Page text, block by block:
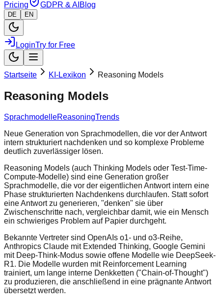
Pricing GDPR & AI Blog
DE EN
LoginTry for Free
Startseite KI-Lexikon Reasoning Models
Reasoning Models
SprachmodelleReasoningTrends
Neue Generation von Sprachmodellen, die vor der Antwort
intern strukturiert nachdenken und so komplexe Probleme
deutlich zuverlässiger lösen.
Reasoning Models (auch Thinking Models oder Test-Time-
Compute-Modelle) sind eine Generation großer
Sprachmodelle, die vor der eigentlichen Antwort intern eine
Phase strukturierten Nachdenkens durchlaufen. Statt sofort
eine Antwort zu generieren, "denken" sie über
Zwischenschritte nach, vergleichbar damit, wie ein Mensch
ein schwieriges Problem auf Papier durchgeht.
Bekannte Vertreter sind OpenAIs o1- und o3-Reihe,
Anthropics Claude mit Extended Thinking, Google Gemini
mit Deep-Think-Modus sowie offene Modelle wie DeepSeek-
R1. Die Modelle wurden mit Reinforcement Learning
trainiert, um lange interne Denkketten ("Chain-of-Thought")
zu produzieren, die anschließend in eine prägnante Antwort
übersetzt werden.